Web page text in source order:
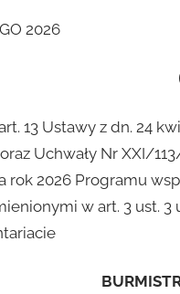
13 Ustawy z dn. 24
oraz Uchwały Nr XXI/
rok 2026 Programu
w art. 3 ust. 3